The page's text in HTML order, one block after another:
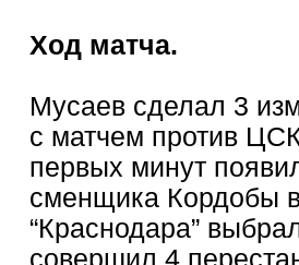
Ход матча.
Мусаев сделал 3
с матчем против
первых минут
сменщика Кордобы
“Краснодара”
совершил 4